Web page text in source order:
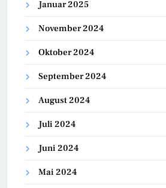
Januar 2025
November 2024
Oktober 2024
September 2024
August 2024
Juli 2024
Juni 2024
Mai 2024